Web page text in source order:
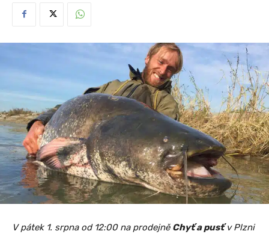
V pátek 1. srpna od 12:00 na prodejně Chyť a pusťv Plzni